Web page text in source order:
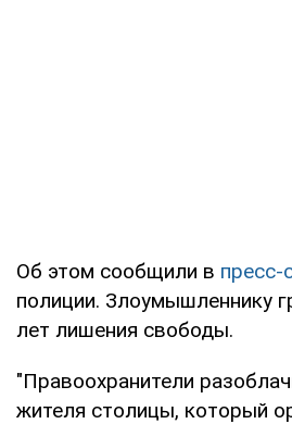
Об этом сообщили в пресс-
полиции. Злоумышленнику
лет лишения свободы.
"Правоохранители
жителя столицы, который